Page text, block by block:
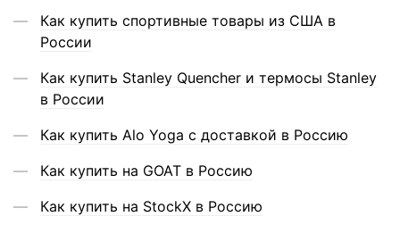
Как купить спортивные товары из США в
России
Как купить Stanley Quencher и термосы Stanley
в России
Как купить Alo Yoga с доставкой в Россию
Как купить на GOAT в Россию
Как купить на StockX в Россию